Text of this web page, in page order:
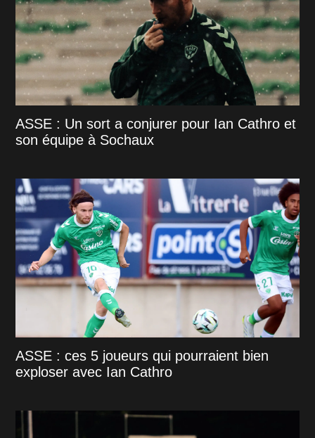
ASSE : Un sort a conjurer pour Ian Cathro et
son équipe à Sochaux
ASSE : ces 5 joueurs qui pourraient bien
exploser avec Ian Cathro